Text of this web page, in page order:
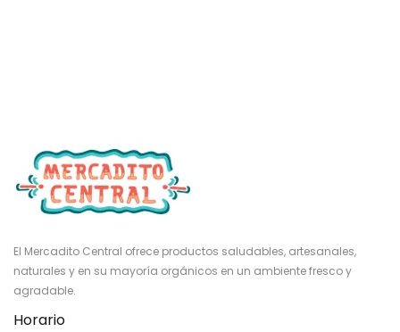
El Mercadito Central ofrece productos saludables, artesanales,
naturales y en su mayoría orgánicos en un ambiente fresco y
agradable.
Horario